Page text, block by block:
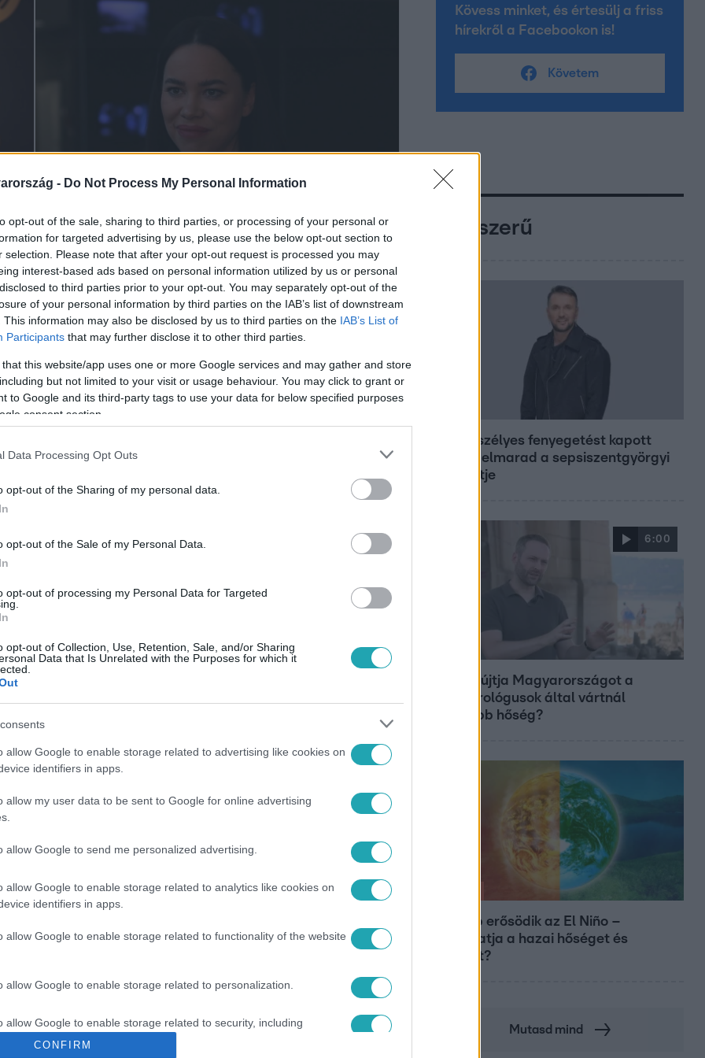
- Do Not Process My Personal Information
opt-out of the sale, sharing to third parties, or processing of your personal or
for targeted advertising by us, please use the below opt-out section to
selection. Please note that after your opt-out request is processed you may
interest-based ads based on personal information utilized by us or personal
to third parties prior to your opt-out. You may separately opt-out of the
of your personal information by third parties on the IAB’s list of downstream
This information may also be disclosed by us to third parties on the IAB’s List of
Participants that may further disclose it to other third parties.
that this website/app uses one or more Google services and may gather and store
but not limited to your visit or usage behaviour. You may click to grant or
to Google and its third-party tags to use your data for below specified purposes
consent section.
Data Processing Opt Outs
opt-out of the Sharing of my personal data.
opt-out of the Sale of my Personal Data.
opt-out of processing my Personal Data for Targeted
opt-out of Collection, Use, Retention, Sale, and/or Sharing
Data that Is Unrelated with the Purposes for which it
allow Google to enable storage related to advertising like cookies on
identifiers in apps.
allow my user data to be sent to Google for online advertising
allow Google to send me personalized advertising.
allow Google to enable storage related to analytics like cookies on
identifiers in apps.
allow Google to enable storage related to functionality of the website
allow Google to enable storage related to personalization.
allow Google to enable storage related to security, including
functionality and fraud prevention, and other user protection.
CONFIRM
hogy Zé és Jenő hogyan fogadják majd,
ugyanis egyikük sem ismert rá elsőre.
beugrott a lány. Extra
hogyan élték meg a találkozást.
legyen a Google-találatokban!
#VIVIEN #MÚLT
Kövess minket, és értesülj a friss
hírekről a Facebookon is!
Követem
Népszerű
Életveszélyes fenyegetést kapott
Majka, elmarad a sepsiszentgyörgyi
koncertje
6:00
Miért sújtja Magyarországot a
meteorológusok által vártnál
nagyobb hőség?
Tovább erősödik az El Niño –
fokozhatja a hazai hőséget és
aszályt?
Mutasd mind